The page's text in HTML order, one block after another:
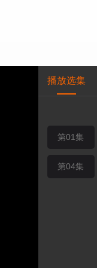
播放选集
第01集
第04集